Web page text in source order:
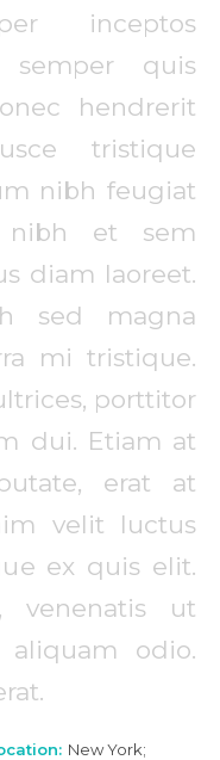
inceptos
semper quis
hendrerit
tristique
nibh feugiat
nibh et sem
diam laoreet.
sed magna
mi tristique.
porttitor
dui. Etiam at
erat at
velit luctus
ex quis elit.
venenatis ut
odio.
New York